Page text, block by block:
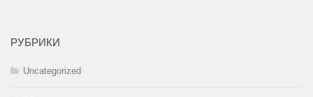
РУБРИКИ
Uncategorized